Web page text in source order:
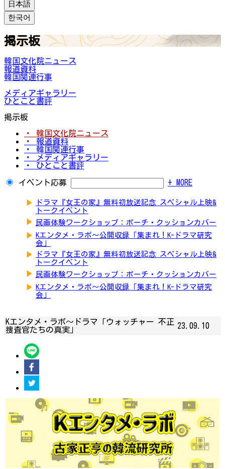
日本語
한국어
掲示板
韓国文化院ニュース
報道資料
韓国関連行事
メディアギャラリー
ひとこと書評
掲示板
・ 韓国文化院ニュース
・ 報道資料
・ 韓国関連行事
・ メディアギャラリー
・ ひとこと書評
イベント応募 + MORE
▶
ドラマ『女王の家』無料初放送記念 スペシャル上映&
トークイベント
▶ 民画体験ワークショップ：ポーチ・クッションカバー
▶ Kエンタメ・ラボ～公開収録「集まれ！K-ドラマ研究
会」
▶
ドラマ『女王の家』無料初放送記念 スペシャル上映&
トークイベント
▶ 民画体験ワークショップ：ポーチ・クッションカバー
▶ Kエンタメ・ラボ～公開収録「集まれ！K-ドラマ研究
会」
Kエンタメ・ラボ～ドラマ「ウォッチャー 不正
捜査官たちの真実」
23.09.10